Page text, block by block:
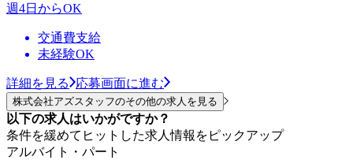
週4日からOK
交通費支給
未経験OK
詳細を見る 応募画面に進む
株式会社アズスタッフのその他の求人を見る
以下の求人はいかがですか？
条件を緩めてヒットした求人情報をピックアップ
アルバイト・パート